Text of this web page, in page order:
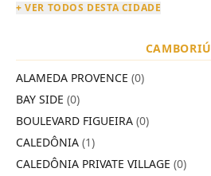
+ VER TODOS DESTA CIDADE
CAMBORIÚ
ALAMEDA PROVENCE (0)
BAY SIDE (0)
BOULEVARD FIGUEIRA (0)
CALEDÔNIA (1)
CALEDÔNIA PRIVATE VILLAGE (0)